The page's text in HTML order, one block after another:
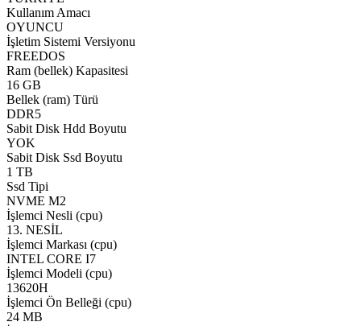
Kullanım Amacı
OYUNCU
İşletim Sistemi Versiyonu
FREEDOS
Ram (bellek) Kapasitesi
16 GB
Bellek (ram) Türü
DDR5
Sabit Disk Hdd Boyutu
YOK
Sabit Disk Ssd Boyutu
1 TB
Ssd Tipi
NVME M2
İşlemci Nesli (cpu)
13. NESİL
İşlemci Markası (cpu)
INTEL CORE I7
İşlemci Modeli (cpu)
13620H
İşlemci Ön Belleği (cpu)
24 MB